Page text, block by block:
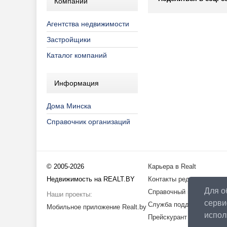
Для
Агентства недвижимости
Застройщики
Каталог компаний
Информация
Дома Минска
Справочник организаций
© 2005-2026
Недвижимость на REALT.BY
Наши проекты:
Мобильное приложение Realt.by
Карьера в Realt
Контакты редакции
Справочный центр
Служба поддержки
Прейскурант